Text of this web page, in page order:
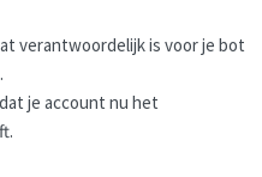
verantwoordelijk is voor je bot
je account nu het